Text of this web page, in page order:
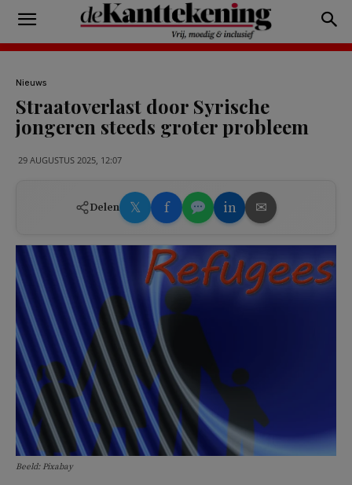
Nieuws
Straatoverlast door Syrische
jongeren steeds groter probleem
29 AUGUSTUS 2025, 12:07
Delen 𝕏 f in ✉
Beeld: Pixabay